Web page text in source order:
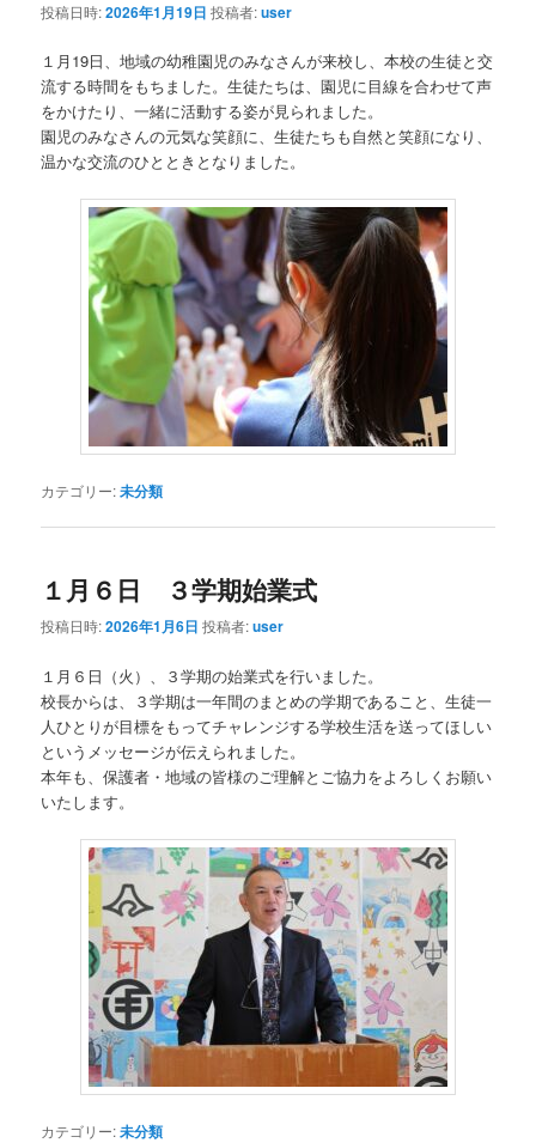
投稿日時:2026年1月19日 投稿者:user
１月19日、地域の幼稚園児のみなさんが来校し、本校の生徒と交
流する時間をもちました。生徒たちは、園児に目線を合わせて声
をかけたり、一緒に活動する姿が見られました。
園児のみなさんの元気な笑顔に、生徒たちも自然と笑顔になり、
温かな交流のひとときとなりました。
カテゴリー:未分類
１月６日 ３学期始業式
投稿日時:2026年1月6日 投稿者:user
１月６日（火）、３学期の始業式を行いました。
校長からは、３学期は一年間のまとめの学期であること、生徒一
人ひとりが目標をもってチャレンジする学校生活を送ってほしい
というメッセージが伝えられました。
本年も、保護者・地域の皆様のご理解とご協力をよろしくお願い
いたします。
カテゴリー:未分類